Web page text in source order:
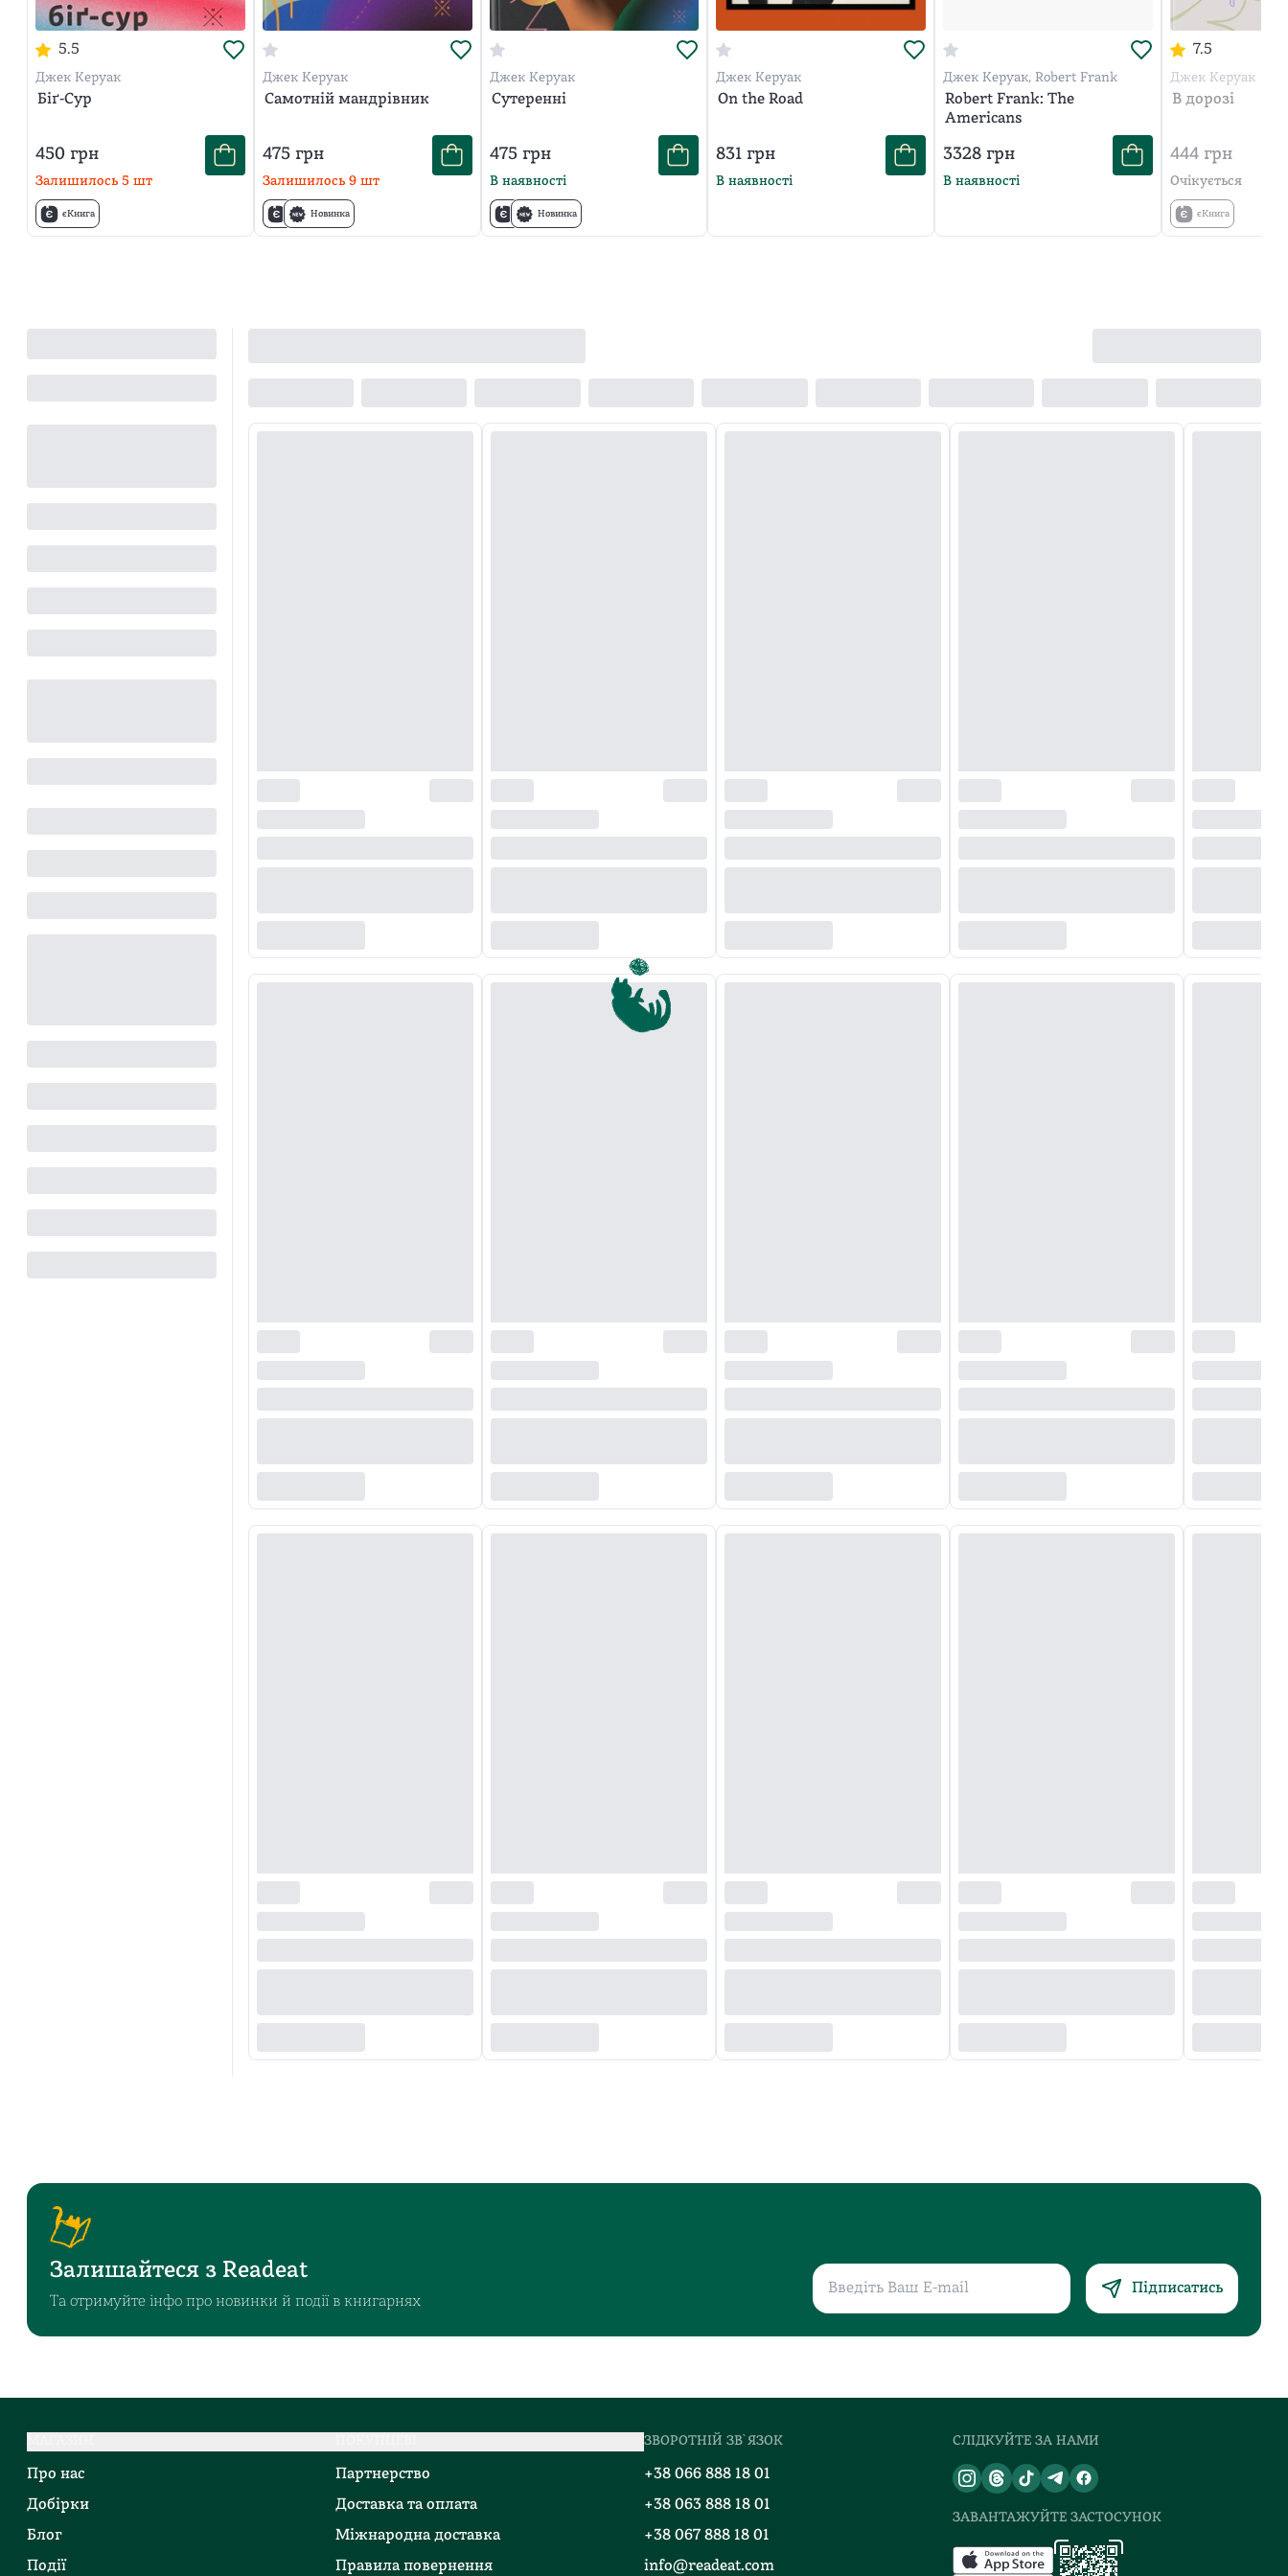
5.5
Джек Керуак
Біґ-Сур
450 грн
Залишилось 5 шт
єКнига
Джек Керуак
Самотній мандрівник
475грн
Залишилось 9шт
Новинка
Джек Керуак
Сутеренні
475грн
В наявності
Новинка
Джек Керуак
On the Road
831 грн
В наявності
Джек Керуак, Robert Frank
Robert Frank: The
Americans
3328 грн
В наявності
7.5
Джек Керуак
В дорозі
444грн
Очікується
єКнига
Залишайтеся з Readeat
Та отримуйте інфо про новинки й події в книгарнях
Підписатись
Про нас
Добірки
Блог
Події
Партнерство
Доставка та оплата
Міжнародна доставка
Правила повернення
ЗВОРОТНІЙ ЗВ`ЯЗОК
+38 066 888 18 01
+38 063 888 18 01
+38 067 888 18 01
info@readeat.com
СЛІДКУЙТЕ ЗА НАМИ
ЗАВАНТАЖУЙТЕ ЗАСТОСУНОК